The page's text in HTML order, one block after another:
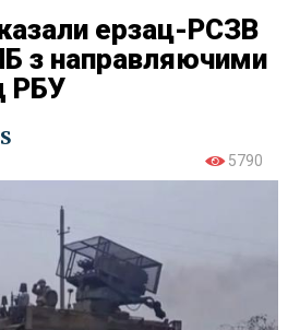
ерзац-РСЗВ
з направляючими
РБУ
5790